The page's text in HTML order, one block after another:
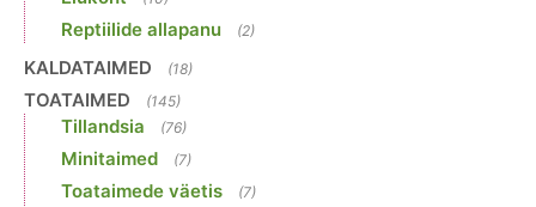
Reptiilide allapanu (2)
KALDATAIMED (18)
TOATAIMED (145)
Tillandsia (76)
Minitaimed (7)
Toataimede väetis (7)